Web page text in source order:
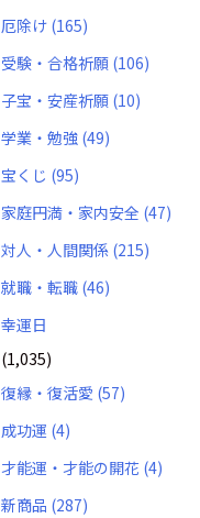
厄除け (165)
受験・合格祈願 (106)
子宝・安産祈願 (10)
学業・勉強 (49)
宝くじ (95)
家庭円満・家内安全 (47)
対人・人間関係 (215)
就職・転職 (46)
幸運日
(1,035)
復縁・復活愛 (57)
成功運 (4)
才能運・才能の開花 (4)
新商品 (287)